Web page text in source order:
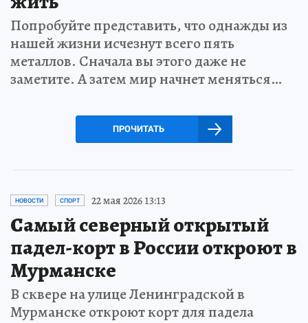
Попробуйте представить, что однажды из
нашей жизни исчезнут всего пять
металлов. Сначала вы этого даже не
заметите. А затем мир начнет меняться…
ПРОЧИТАТЬ
НОВОСТИ СПОРТ 22 мая 2026 13:13
Самый северный открытый
падел-корт в России откроют в
Мурманске
В сквере на улице Ленинградской в
Мурманске откроют корт для падела